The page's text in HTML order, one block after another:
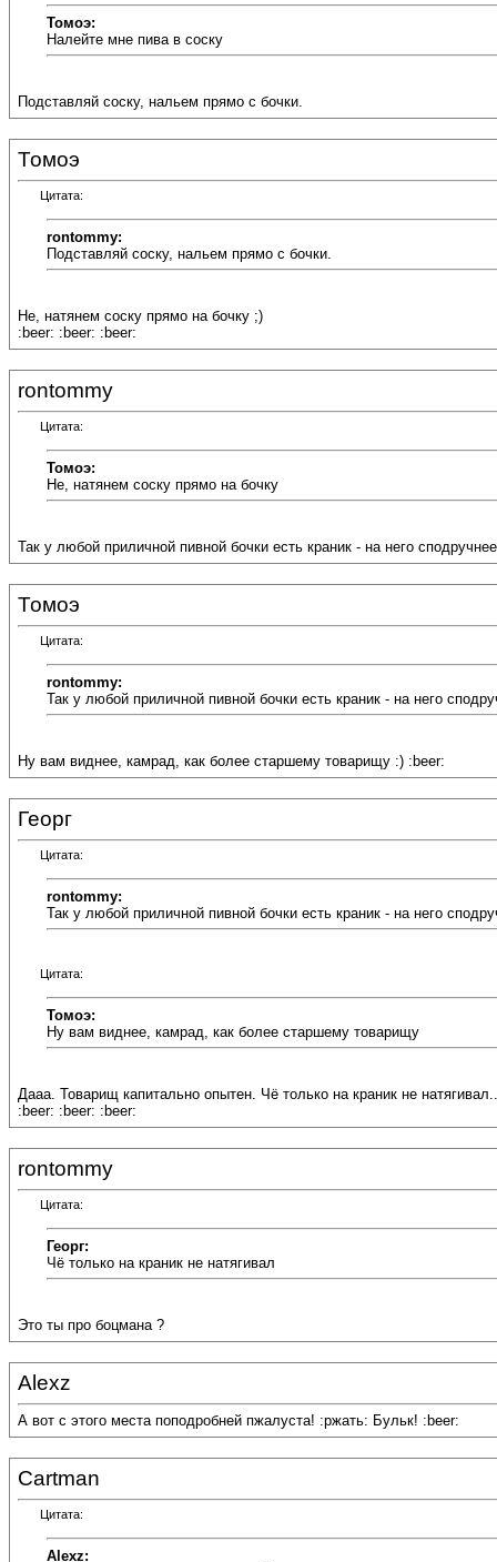
Томоэ:
Налейте мне пива в соску
Подставляй соску, нальем прямо с бочки.
Томоэ
Цитата:
rontommy:
Подставляй соску, нальем прямо с бочки.
Не, натянем соску прямо на бочку ;)
:beer: :beer: :beer:
rontommy
Цитата:
Томоэ:
Не, натянем соску прямо на бочку
Так у любой приличной пивной бочки есть краник - на него
Томоэ
Цитата:
rontommy:
Так у любой приличной пивной бочки есть краник - на него
Ну вам виднее, камрад, как более старшему товарищу :) :beer:
Георг
Цитата:
rontommy:
Так у любой приличной пивной бочки есть краник - на него
Цитата:
Томоэ:
Ну вам виднее, камрад, как более старшему товарищу
Дааа. Товарищ капитально опытен. Чё только на краник не
:beer: :beer: :beer:
rontommy
Цитата:
Георг:
Чё только на краник не натягивал
Это ты про боцмана ?
Alexz
А вот с этого места поподробней пжалуста! :ржать: Бульк! :beer:
Cartman
Цитата:
Alexz: